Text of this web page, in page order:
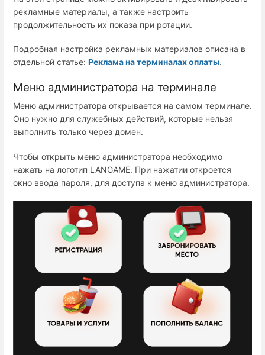
рекламные материалы, а также настроить
продолжительность их показа при ротации.
Подробная настройка рекламных материалов описана в
отдельной статье: Реклама на терминалах оплаты.
Меню администратора на терминале
Меню администратора открывается на самом терминале.
Оно нужно для служебных действий, которые нельзя
выполнить только через домен.
Чтобы открыть меню администратора необходимо
нажать на логотип LANGAME. При нажатии откроется
окно ввода пароля, для доступа к меню администратора.